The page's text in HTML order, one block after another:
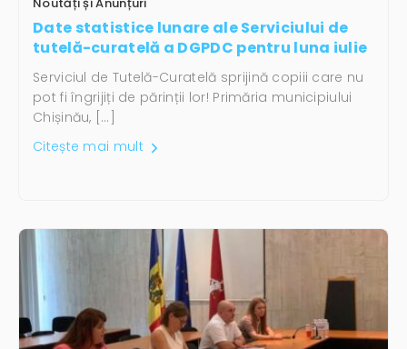
Noutăți și Anunțuri
Date statistice lunare ale Serviciului de
tutelă-curatelă a DGPDC pentru luna iulie
Serviciul de Tutelă-Curatelă sprijină copiii care nu
pot fi îngrijiți de părinții lor! Primăria municipiului
Chișinău, […]
Citește mai mult